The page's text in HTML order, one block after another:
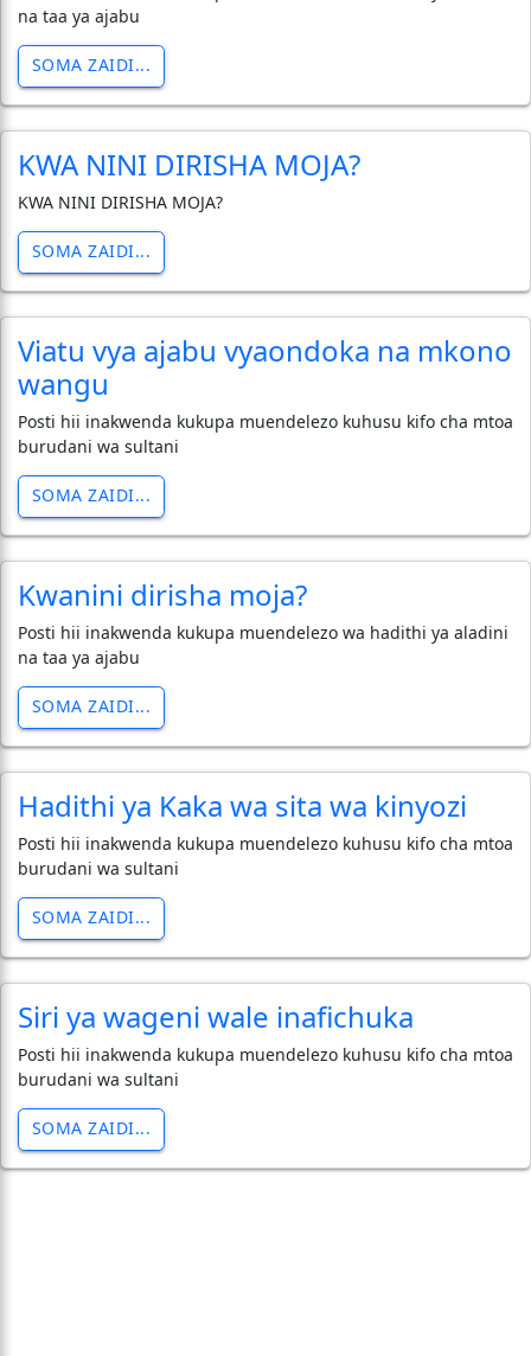
na taa ya ajabu
SOMA ZAIDI...
KWA NINI DIRISHA MOJA?
KWA NINI DIRISHA MOJA?
SOMA ZAIDI...
Viatu vya ajabu vyaondoka na mkono
wangu
Posti hii inakwenda kukupa muendelezo kuhusu kifo cha mtoa
burudani wa sultani
SOMA ZAIDI...
Kwanini dirisha moja?
Posti hii inakwenda kukupa muendelezo wa hadithi ya aladini
na taa ya ajabu
SOMA ZAIDI...
Hadithi ya Kaka wa sita wa kinyozi
Posti hii inakwenda kukupa muendelezo kuhusu kifo cha mtoa
burudani wa sultani
SOMA ZAIDI...
Siri ya wageni wale inafichuka
Posti hii inakwenda kukupa muendelezo kuhusu kifo cha mtoa
burudani wa sultani
SOMA ZAIDI...